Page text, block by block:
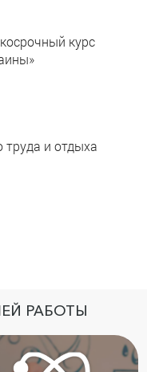
курс
труда и отдыха
РАБОТЫ